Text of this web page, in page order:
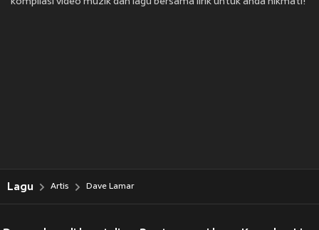
Lagu Artis Dave Lamar